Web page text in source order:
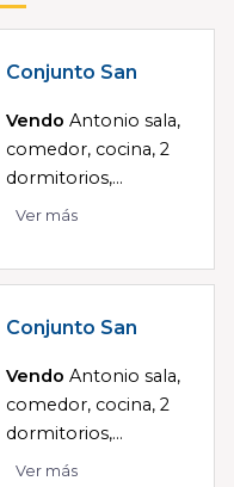
Conjunto San
Vendo Antonio sala,
comedor, cocina, 2
dormitorios,...
Ver más
Conjunto San
Vendo Antonio sala,
comedor, cocina, 2
dormitorios,...
Ver más